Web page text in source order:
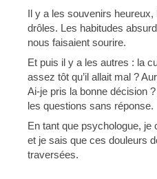
Il y a les souvenirs
drôles. Les habitudes
nous faisaient sourire.
Et puis il y a les autres : la
assez tôt qu’il allait mal ?
Ai-je pris la bonne décision
les questions sans réponse.
En tant que psychologue, je
et je sais que ces douleurs
traversées.